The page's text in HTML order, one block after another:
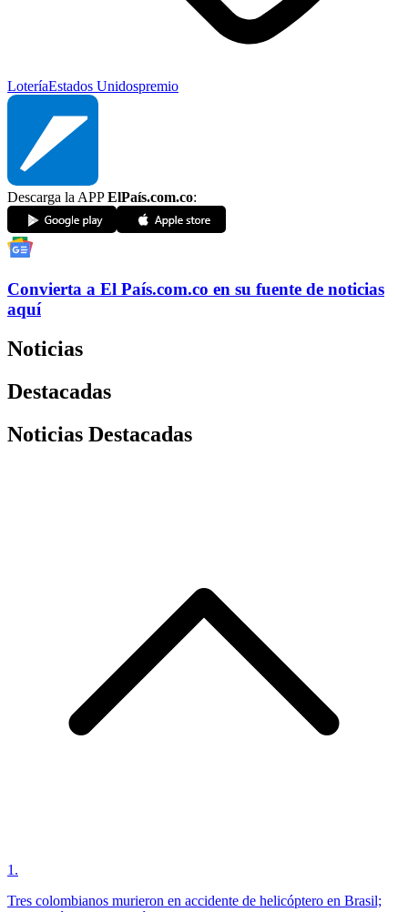
LoteríaEstados Unidospremio
Descarga la APPElPaís.com.co:
Convierta a El País.com.co en su fuente de noticias
aquí
Noticias
Destacadas
Noticias Destacadas
1 .
Tres colombianos murieron en accidente de helicóptero en Brasil;